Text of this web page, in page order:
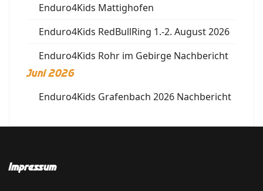
Enduro4Kids Mattighofen
Enduro4Kids RedBullRing 1.-2. August 2026
Enduro4Kids Rohr im Gebirge Nachbericht
Juni 2026
Enduro4Kids Grafenbach 2026 Nachbericht
Impressum